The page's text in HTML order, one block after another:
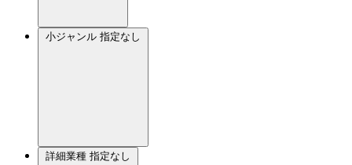
小ジャンル 指定なし
詳細業種 指定なし